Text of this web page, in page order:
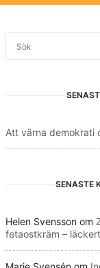
Att värna demokrati
SENASTE
Helen Svensson om
fetaostkräm –